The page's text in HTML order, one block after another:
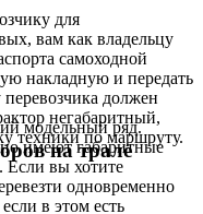
для
вам как владельцу
самоходной
накладную и передать
должен
негабаритный,
техники по маршруту.
модельный ряд.
имеют габаритные
Если вы хотите
одновременно
в этом есть
на трале